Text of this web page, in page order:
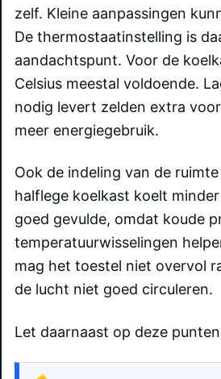
zelf. Kleine aanpassingen
De thermostaatinstelling is
aandachtspunt. Voor de
Celsius meestal voldoende.
nodig levert zelden extra
meer energiegebruik.
Ook de indeling van de
halflege koelkast koelt
goed gevulde, omdat koude
temperatuurwisselingen
mag het toestel niet overvol
de lucht niet goed circuleren.
Let daarnaast op deze